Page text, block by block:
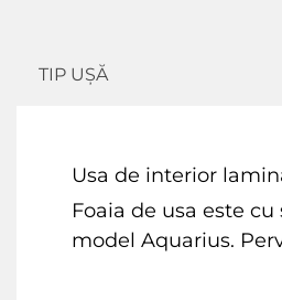
TIP UȘĂ
Usa de interior
Foaia de usa este
model Aquarius.